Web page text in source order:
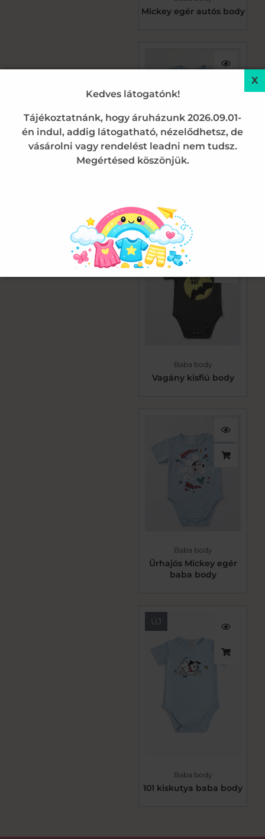
Mickey egér autós body
Baba body
Vagány kisfiú body
Baba body
Űrhajós Mickey egér
baba body
ÚJ
Baba body
101 kiskutya baba body
Kedves látogatónk!
Tájékoztatnánk, hogy áruházunk 2026.09.01-
én indul, addig látogatható, nézelődhetsz, de
vásárolni vagy rendelést leadni nem tudsz.
Megértésed köszönjük.